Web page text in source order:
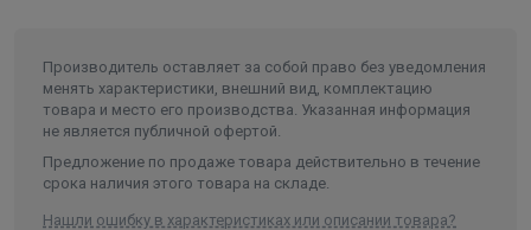
Внутренний диаметр обсадной
трубы скважины не менее/не
более (мм)
200/250
Частота, (Гц) 50
Производитель оставляет за собой право без уведомления
менять характеристики, внешний вид, комплектацию
товара и место его производства. Указанная информация
не является публичной офертой.
Предложение по продаже товара действительно в течение
срока наличия этого товара на складе.
Нашли ошибку в характеристиках или описании товара?